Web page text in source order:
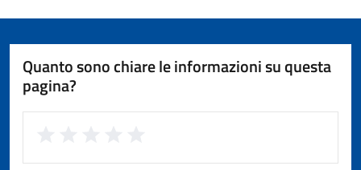
Quanto sono chiare le informazioni su questa
pagina?